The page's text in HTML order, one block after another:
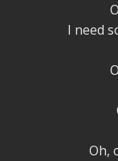
I need
Oh,